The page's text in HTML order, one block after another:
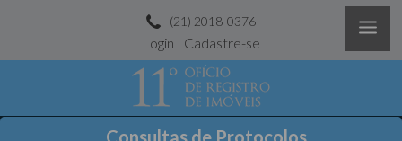
(21) 2018-0376
Login | Cadastre-se
Consultas de Protocolos